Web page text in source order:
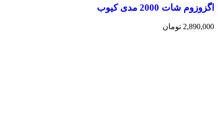
اگزوزوم شات 2000 مدی کیوب
2,890,000 تومان